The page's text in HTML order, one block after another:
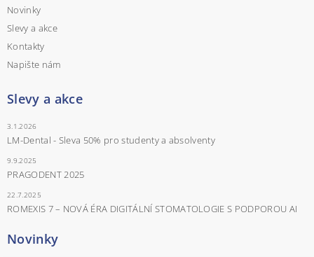
Novinky
Slevy a akce
Kontakty
Napište nám
Slevy a akce
3.1.2026
LM-Dental - Sleva 50% pro studenty a absolventy
9.9.2025
PRAGODENT 2025
22.7.2025
ROMEXIS 7 – NOVÁ ÉRA DIGITÁLNÍ STOMATOLOGIE S PODPOROU AI
Novinky